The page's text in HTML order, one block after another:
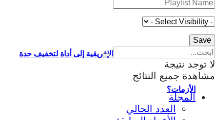
كيف يمكن تحويل الأسواق الإفريقية إلى أداة لتخفيف حدة
الأزمات؟
لا توجد نتيجة
مشاهدة جميع النتائج
المجلة
العدد الحالي